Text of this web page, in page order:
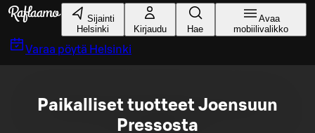
Siirry pääsisältöön
Sijainti
Helsinki
Kirjaudu Hae
Avaa
mobiilivalikko
Varaa pöytä Helsinki
Paikalliset tuotteet Joensuun
Pressosta